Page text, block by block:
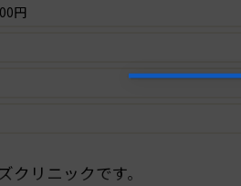
円
リニックです。